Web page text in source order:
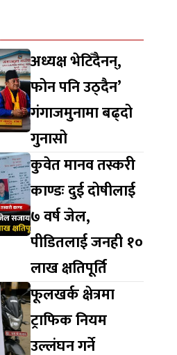
अध्यक्ष भेटिँदैनन्,
फोन पनि उठ्दैन’
गंगाजमुनामा बढ्दो
गुनासो
कुवेत मानव तस्करी
काण्डः दुई दोषीलाई
७ वर्ष जेल,
पीडितलाई जनही १०
लाख क्षतिपूर्ति
फूलखर्क क्षेत्रमा
ट्राफिक नियम
उल्लंघन गर्ने